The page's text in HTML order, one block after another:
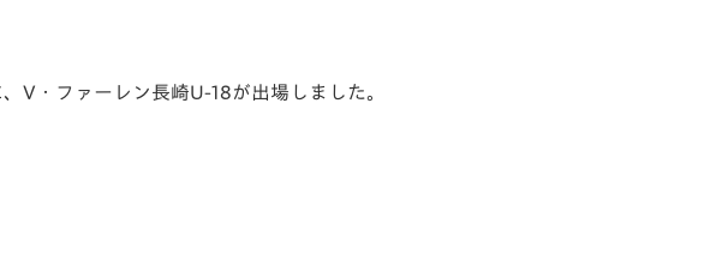
V・ファーレン長崎U-18が出場しました。